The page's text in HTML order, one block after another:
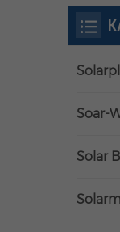
Soar-
Solar